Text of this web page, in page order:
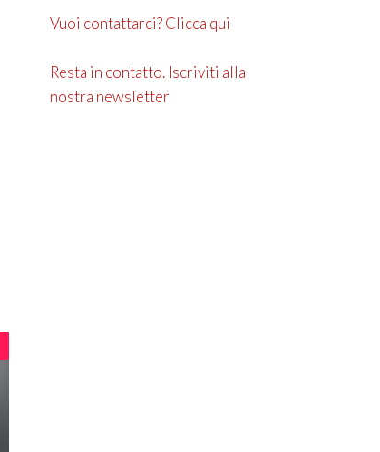
Vuoi contattarci? Clicca qui
Resta in contatto. Iscriviti alla
nostra newsletter